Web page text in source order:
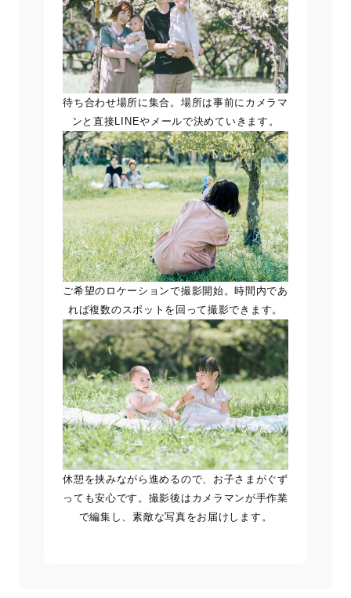
待ち合わせ場所に集合。場所は事前にカメラマ
ンと直接LINEやメールで決めていきます。
ご希望のロケーションで撮影開始。時間内であ
れば複数のスポットを回って撮影できます。
休憩を挟みながら進めるので、お子さまがぐず
っても安心です。撮影後はカメラマンが手作業
で編集し、素敵な写真をお届けします。